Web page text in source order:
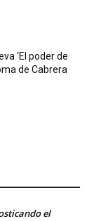
‘El poder de
de Cabrera
el